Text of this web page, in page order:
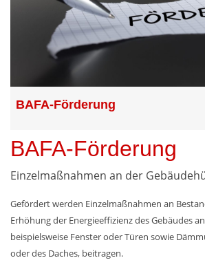
BAFA-Förderung
BAFA-Förderung
Einzelmaßnahmen an der
Gefördert werden Einzelmaßnahmen an
Erhöhung der Energieeffizienz des Gebäudes
beispielsweise Fenster oder Türen sowie
oder des Daches, beitragen.